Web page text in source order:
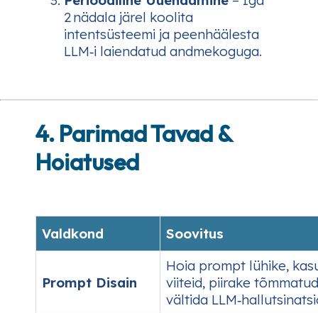
2 nädala järel koolita
intentsüsteemi ja peenhäälesta
LLM‑i laiendatud andmekoguga.
4. Parimad Tavad &
Hoiatused
Valdkond Soovitus
Prompt Disain
Hoia prompt lühike,
viiteid, piirake
vältida